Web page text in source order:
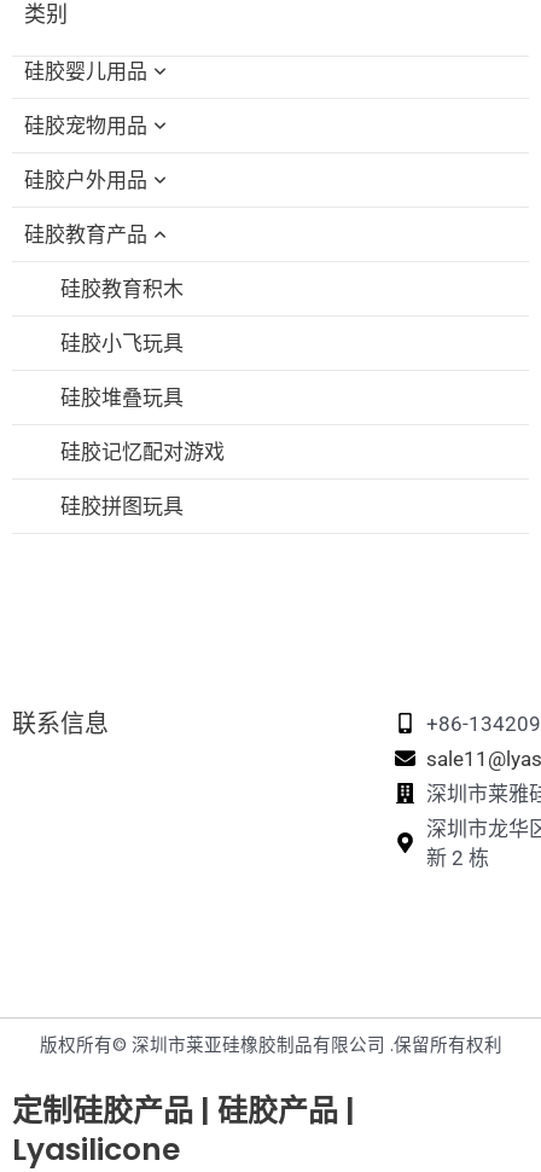
类别
硅胶婴儿用品
硅胶婴儿洗澡玩具
硅胶奶瓶刷
硅胶喂食碗/勺套装
硅胶围兜
硅胶婴儿牙胶
硅胶奶嘴
硅胶吸管杯
硅胶吸管
硅胶宠物用品
硅胶猫咪磨牙玩具
硅胶狗咀嚼玩具
硅胶宠物浴刷
硅胶宠物喂食碗
硅胶宠物舔食垫
硅胶宠物点心袋
硅胶宠物洗脚杯
硅胶户外用品
硅胶折叠杯
硅胶吸管盖
硅胶旅行套装
硅胶可折叠饭盒
硅胶教育产品
硅胶教育积木
硅胶小飞玩具
硅胶堆叠玩具
硅胶记忆配对游戏
硅胶拼图玩具
联系信息
+86-
深圳市莱雅
深圳市龙华
新 2 栋
版权所有© 深圳市莱亚硅橡胶制品有限公司 .保留所有权利
定制硅胶产品 | 硅胶产品 |
Lyasilicone